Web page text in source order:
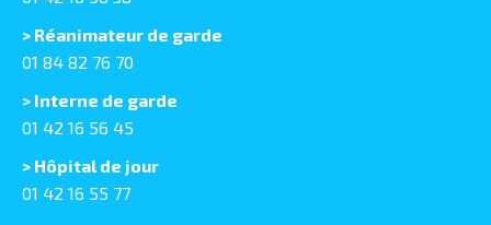
> Réanimateur de garde
01 84 82 76 70
> Interne de garde
01 42 16 56 45
> Hôpital de jour
01 42 16 55 77